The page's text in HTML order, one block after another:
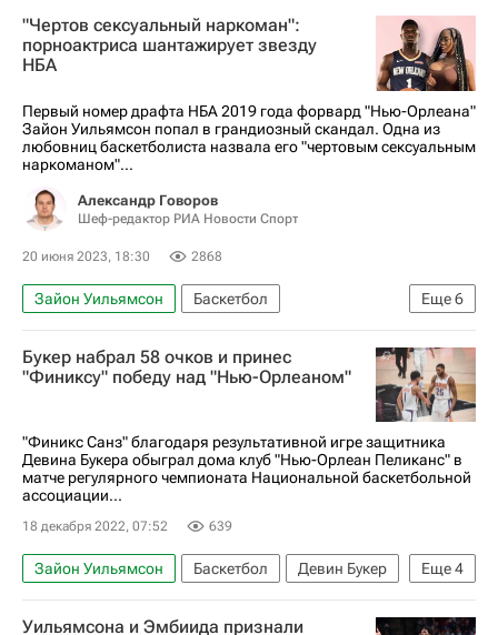
ММА (Смешанные единоборства)
Исраэль Адесанья
Эден Азар
Давид де Хеа
Усэйн Болт
НБА
Евгения Медведева
Андрес Иньеста
Фернандо Торрес
Лукас Подольски
Вокруг спорта
"Чертов сексуальный наркоман":
порноактриса шантажирует звезду
НБА
Первый номер драфта НБА 2019 года форвард "Нью-Орлеана"
Зайон Уильямсон попал в грандиозный скандал. Одна из
любовниц баскетболиста назвала его "чертовым сексуальным
наркоманом"...
Александр Говоров
Шеф-редактор РИА Новости Спорт
20 июня 2023, 18:30 2868
Еще6
Зайон Уильямсон
Баскетбол
Авторы РИА Новости Спорт
НБА
Нью-Орлеан
Вокруг спорта
Букер набрал 58 очков и принес
"Финиксу" победу над "Нью-Орлеаном"
"Финикс Санз" благодаря результативной игре защитника
Девина Букера обыграл дома клуб "Нью-Орлеан Пеликанс" в
матче регулярного чемпионата Национальной баскетбольной
ассоциации...
18 декабря 2022, 07:52 639
Еще4
Зайон Уильямсон Баскетбол
Девин Букер
Крис Пол
Финикс Санз
Уильямсона и Эмбиида признали